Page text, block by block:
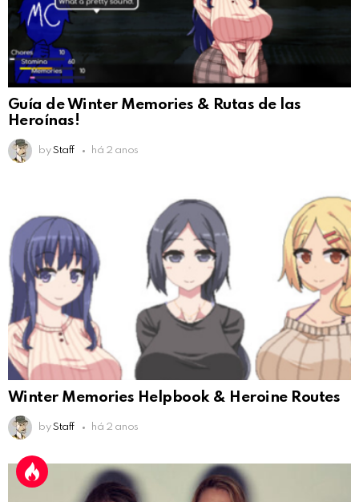
Guía de Winter Memories & Rutas de las
Heroínas!
by Staff há 2 anos
Winter Memories Helpbook & Heroine Routes
by Staff há 2 anos